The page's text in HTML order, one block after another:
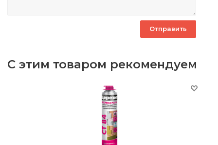
С этим товаром рекомендуем